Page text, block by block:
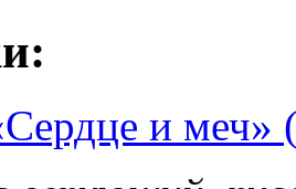
и меч»